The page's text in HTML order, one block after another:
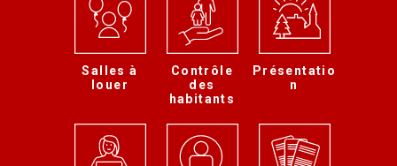
Salles à
louer
Contrôle
des
habitants
Présentatio
n